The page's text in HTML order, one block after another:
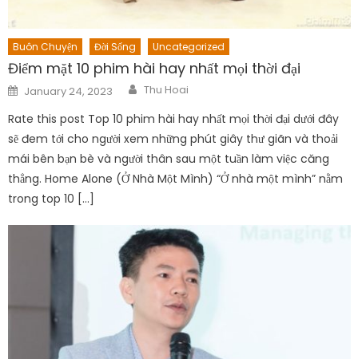
Buôn Chuyện Đời Sống Uncategorized
Điểm mặt 10 phim hài hay nhất mọi thời đại
Posted
on
January 24, 2023 Author
Thu Hoai
Rate this post Top 10 phim hài hay nhất mọi thời đại dưới đây
sẽ đem tới cho người xem những phút giây thư giãn và thoải
mái bên bạn bè và người thân sau một tuần làm việc căng
thẳng. Home Alone (Ở Nhà Một Mình) “Ở nhà một mình” nằm
trong top 10 […]